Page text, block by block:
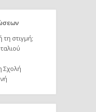
τη στιγμή;
Σχολή